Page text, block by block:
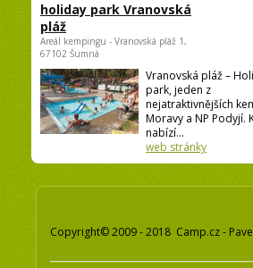
holiday park Vranovská
pláž
Areál kempingu - Vranovská pláž 1,
67102 Šumná
Vranovská pláž –
park, jeden z
nejatraktivnějších
Moravy a NP Podyjí.
nabízí...
web stránky
Copyright© 2009 - 2018 Camp.cz -